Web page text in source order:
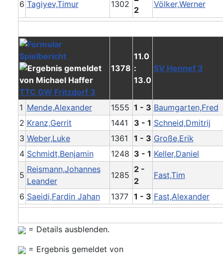
6 Tagiyev,Timur 1302
2
Völker,Werner
TTC GW Fritzdorf 3
1378
11.0
:
13.0
SV Hennef 3
1 Mende,Alexander 1555 1 - 3 Baumgarten,Fred
2 Kranz,Gerrit 1441 3 - 1 Schneid,Dmitrij
3 Weber,Luke 1361 1 - 3 Große,Erik
4 Schmidt,Benjamin 1248 3 - 1 Keller,Daniel
5
Reismann,Johannes
Leander
1285
2 -
2
Fast,Tim
6 Saeidi,Fardin Jahan 1377 1 - 3 Fast,Alexander
= Details ausblenden.
= Ergebnis gemeldet von